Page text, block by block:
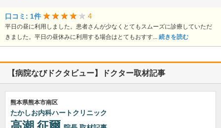
口コミ: 1件 4
平日の昼に利用しました。患者さんが少なくとてもスムーズに診療していただ
きました。平日の昼休みに利用する場合はとてもおすす... 続きを読む
【病院なびドクタビュー】ドクター取材記事
熊本県熊本市南区
たかしお内科ハートクリニック